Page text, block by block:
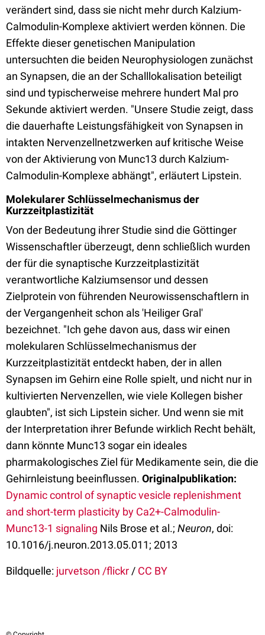
verändert sind, dass sie nicht mehr durch Kalzium-
Calmodulin-Komplexe aktiviert werden können. Die
Effekte dieser genetischen Manipulation
untersuchten die beiden Neurophysiologen zunächst
an Synapsen, die an der Schalllokalisation beteiligt
sind und typischerweise mehrere hundert Mal pro
Sekunde aktiviert werden. "Unsere Studie zeigt, dass
die dauerhafte Leistungsfähigkeit von Synapsen in
intakten Nervenzellnetzwerken auf kritische Weise
von der Aktivierung von Munc13 durch Kalzium-
Calmodulin-Komplexe abhängt", erläutert Lipstein.
Molekularer Schlüsselmechanismus der
Kurzzeitplastizität
Von der Bedeutung ihrer Studie sind die Göttinger
Wissenschaftler überzeugt, denn schließlich wurden
der für die synaptische Kurzzeitplastizität
verantwortliche Kalziumsensor und dessen
Zielprotein von führenden Neurowissenschaftlern in
der Vergangenheit schon als 'Heiliger Gral'
bezeichnet. "Ich gehe davon aus, dass wir einen
molekularen Schlüsselmechanismus der
Kurzzeitplastizität entdeckt haben, der in allen
Synapsen im Gehirn eine Rolle spielt, und nicht nur in
kultivierten Nervenzellen, wie viele Kollegen bisher
glaubten", ist sich Lipstein sicher. Und wenn sie mit
der Interpretation ihrer Befunde wirklich Recht behält,
dann könnte Munc13 sogar ein ideales
pharmakologisches Ziel für Medikamente sein, die die
Gehirnleistung beeinflussen. Originalpublikation:
Dynamic control of synaptic vesicle replenishment
and short-term plasticity by Ca2+-Calmodulin-
Munc13-1 signaling Nils Brose et al.; Neuron, doi:
10.1016/j.neuron.2013.05.011; 2013
Bildquelle: jurvetson /flickr / CC BY